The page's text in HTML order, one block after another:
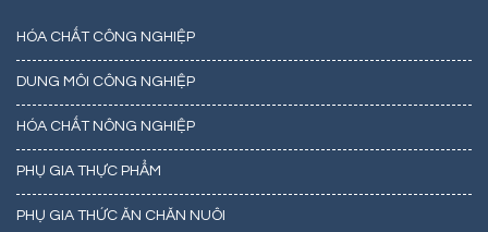
HÓA CHẤT CÔNG NGHIỆP
DUNG MÔI CÔNG NGHIỆP
HÓA CHẤT NÔNG NGHIỆP
PHỤ GIA THỰC PHẨM
PHỤ GIA THỨC ĂN CHĂN NUÔI